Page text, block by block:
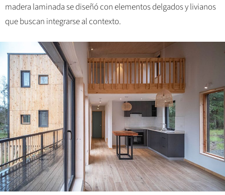
madera laminada se diseñó con elementos delgados y livianos
que buscan integrarse al contexto.